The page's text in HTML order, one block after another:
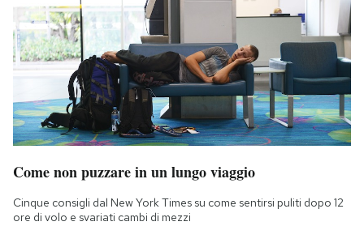
Come non puzzare in un lungo viaggio
Cinque consigli dal New York Times su come sentirsi puliti dopo 12
ore di volo e svariati cambi di mezzi